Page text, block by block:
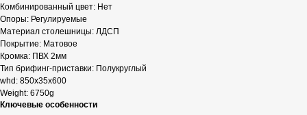
Комбинированный цвет: Нет
Опоры: Регулируемые
Материал столешницы: ЛДСП
Покрытие: Матовое
Кромка: ПВХ 2мм
Тип брифинг-приставки: Полукруглый
whd: 850x35x600
Weight: 6750g
Ключевые особенности